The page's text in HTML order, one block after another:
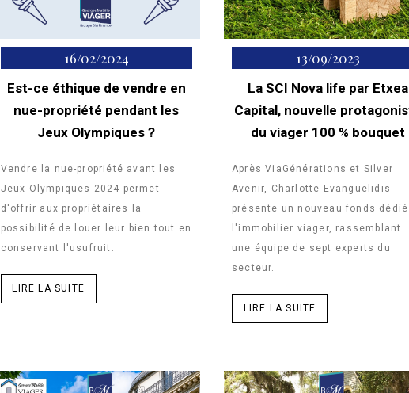
16/02/2024
Est-ce éthique de vendre en
nue-propriété pendant les
Jeux Olympiques ?
Vendre la nue-propriété avant les
Jeux Olympiques 2024 permet
d'offrir aux propriétaires la
possibilité de louer leur bien tout en
conservant l'usufruit.
LIRE LA SUITE
13/09/2023
La SCI Nova life par Etxea
Capital, nouvelle
du viager 100 % bouquet
Après ViaGénérations et Silver
Avenir, Charlotte Evanguelidis
présente un nouveau fonds dédié
l'immobilier viager, rassemblant
une équipe de sept experts du
secteur.
LIRE LA SUITE